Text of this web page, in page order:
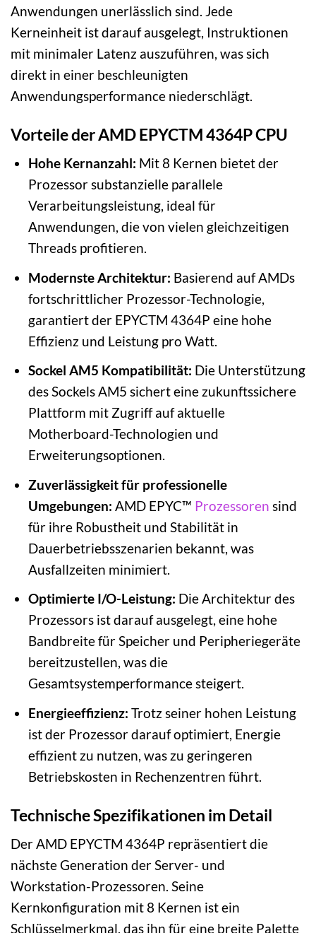
Anwendungen unerlässlich sind. Jede
Kerneinheit ist darauf ausgelegt, Instruktionen
mit minimaler Latenz auszuführen, was sich
direkt in einer beschleunigten
Anwendungsperformance niederschlägt.
Vorteile der AMD EPYCTM 4364P CPU
Hohe Kernanzahl: Mit 8 Kernen bietet der
Prozessor substanzielle parallele
Verarbeitungsleistung, ideal für
Anwendungen, die von vielen gleichzeitigen
Threads profitieren.
Modernste Architektur: Basierend auf AMDs
fortschrittlicher Prozessor-Technologie,
garantiert der EPYCTM 4364P eine hohe
Effizienz und Leistung pro Watt.
Sockel AM5 Kompatibilität: Die Unterstützung
des Sockels AM5 sichert eine zukunftssichere
Plattform mit Zugriff auf aktuelle
Motherboard-Technologien und
Erweiterungsoptionen.
Zuverlässigkeit für professionelle
Umgebungen: AMD EPYC™ Prozessoren sind
für ihre Robustheit und Stabilität in
Dauerbetriebsszenarien bekannt, was
Ausfallzeiten minimiert.
Optimierte I/O-Leistung: Die Architektur des
Prozessors ist darauf ausgelegt, eine hohe
Bandbreite für Speicher und Peripheriegeräte
bereitzustellen, was die
Gesamtsystemperformance steigert.
Energieeffizienz: Trotz seiner hohen Leistung
ist der Prozessor darauf optimiert, Energie
effizient zu nutzen, was zu geringeren
Betriebskosten in Rechenzentren führt.
Technische Spezifikationen im Detail
Der AMD EPYCTM 4364P repräsentiert die
nächste Generation der Server- und
Workstation-Prozessoren. Seine
Kernkonfiguration mit 8 Kernen ist ein
Schlüsselmerkmal, das ihn für eine breite Palette